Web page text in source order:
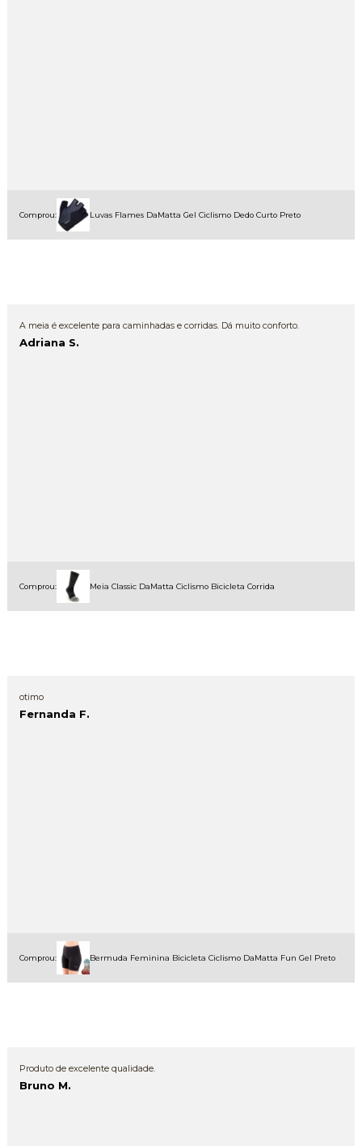
Comprou: Luvas Flames DaMatta Gel Ciclismo Dedo Curto Preto
A meia é excelente para caminhadas e corridas. Dá muito conforto.
Adriana S.
Comprou: Meia Classic DaMatta Ciclismo Bicicleta Corrida
otimo
Fernanda F.
Comprou: Bermuda Feminina Bicicleta Ciclismo DaMatta Fun Gel Preto
Produto de excelente qualidade.
Bruno M.